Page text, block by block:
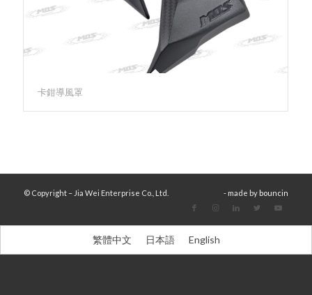
卡鉗導風罩
© Copyright – Jia Wei Enterprise Co., Ltd. - made by bouncin
繁體中文 日本語 English